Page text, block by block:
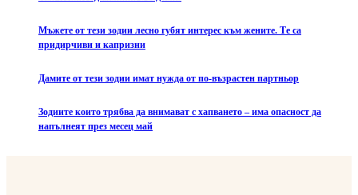
Мъжете от тези зодии лесно губят интерес към жените. Те са
придирчиви и капризни
Дамите от тези зодии имат нужда от по-възрастен партньор
Зодиите които трябва да внимават с хапването – има опасност да
напълнеят през месец май